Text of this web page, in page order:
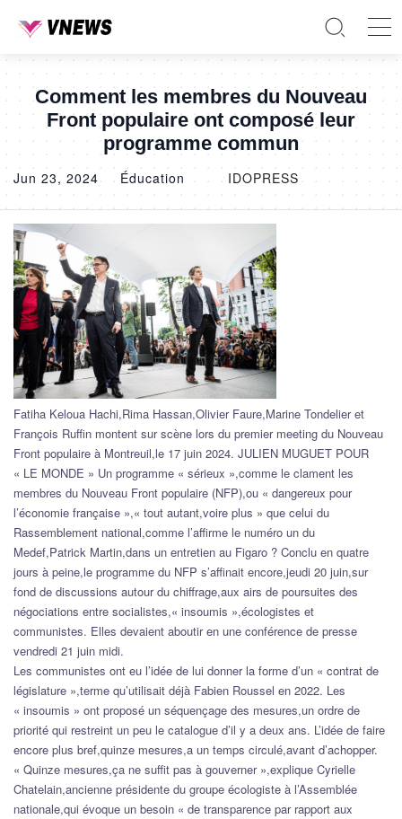
Comment les membres du Nouveau
Front populaire ont composé leur
programme commun
Jun 23, 2024 Éducation IDOPRESS
Fatiha Keloua Hachi,Rima Hassan,Olivier Faure,Marine Tondelier et
François Ruffin montent sur scène lors du premier meeting du Nouveau
Front populaire à Montreuil,le 17 juin 2024. JULIEN MUGUET POUR
« LE MONDE » Un programme « sérieux »,comme le clament les
membres du Nouveau Front populaire (NFP),ou « dangereux pour
l’économie française »,« tout autant,voire plus » que celui du
Rassemblement national,comme l’affirme le numéro un du
Medef,Patrick Martin,dans un entretien au Figaro ? Conclu en quatre
jours à peine,le programme du NFP s’affinait encore,jeudi 20 juin,sur
fond de discussions autour du chiffrage,aux airs de poursuites des
négociations entre socialistes,« insoumis »,écologistes et
communistes. Elles devaient aboutir en une conférence de presse
vendredi 21 juin midi.
Les communistes ont eu l’idée de lui donner la forme d’un « contrat de
législature »,terme qu’utilisait déjà Fabien Roussel en 2022. Les
« insoumis » ont proposé un séquençage des mesures,un ordre de
priorité qui restreint un peu le catalogue d’il y a deux ans. L’idée de faire
encore plus bref,quinze mesures,a un temps circulé,avant d’achopper.
« Quinze mesures,ça ne suffit pas à gouverner »,explique Cyrielle
Chatelain,ancienne présidente du groupe écologiste à l’Assemblée
nationale,qui évoque un besoin « de transparence par rapport aux